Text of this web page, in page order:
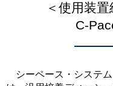
＜使用装置
C-
シーペース・システム